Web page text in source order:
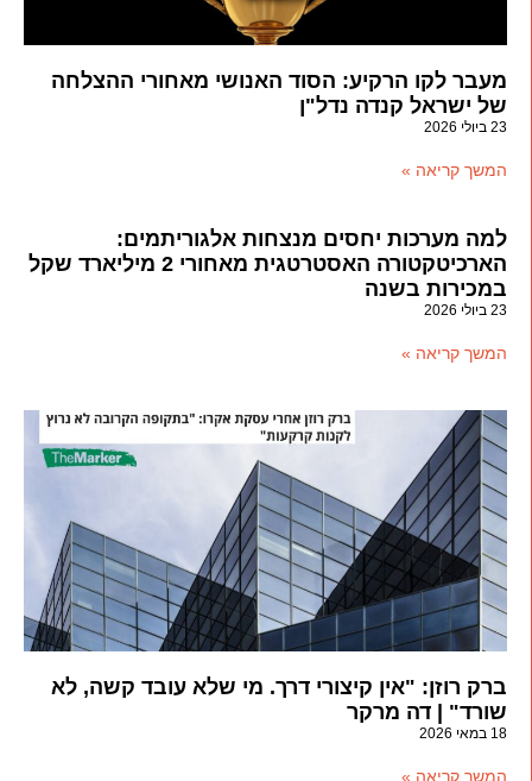
מעבר לקו הרקיע: הסוד האנושי מאחורי ההצלחה
של ישראל קנדה נדל"ן
23 ביולי 2026
המשך קריאה »
למה מערכות יחסים מנצחות אלגוריתמים:
הארכיטקטורה האסטרטגית מאחורי 2 מיליארד שקל
במכירות בשנה
23 ביולי 2026
המשך קריאה »
ברק רוזן: "אין קיצורי דרך. מי שלא עובד קשה, לא
שורד" | דה מרקר
18 במאי 2026
המשך קריאה »